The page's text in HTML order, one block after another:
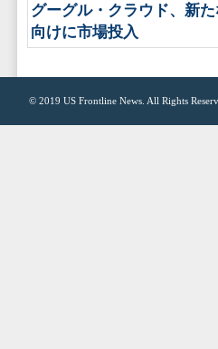
グーグル・クラウド、新
向けに市場投入
© 2019 US Frontline News . All Rights